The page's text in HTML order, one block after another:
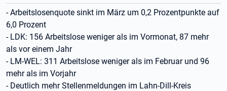
- Arbeitslosenquote sinkt im März um 0,2 Prozentpunkte auf
6,0 Prozent
- LDK: 156 Arbeitslose weniger als im Vormonat, 87 mehr
als vor einem Jahr
- LM-WEL: 311 Arbeitslose weniger als im Februar und 96
mehr als im Vorjahr
- Deutlich mehr Stellenmeldungen im Lahn-Dill-Kreis